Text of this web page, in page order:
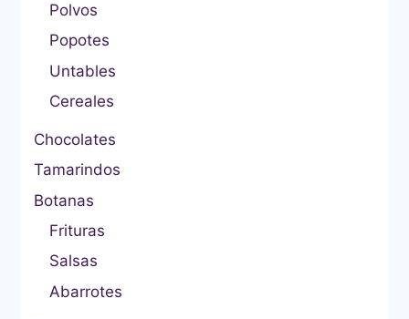
Polvos
Popotes
Untables
Cereales
Chocolates
Tamarindos
Botanas
Frituras
Salsas
Abarrotes